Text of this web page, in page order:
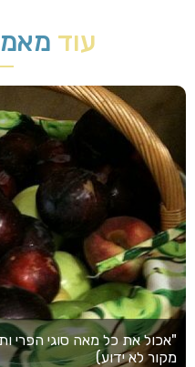
עוד
"אכול את כל מאה סוגי הפרי
מקור לא ידוע)